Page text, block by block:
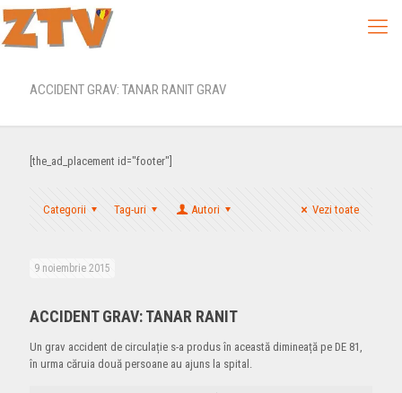
ACCIDENT GRAV: TANAR RANIT GRAV
[the_ad_placement id="footer"]
Categorii Tag-uri Autori Vezi toate
9 noiembrie 2015
ACCIDENT GRAV: TANAR RANIT
Un grav accident de circulație s-a produs în această dimineață pe DE 81,
în urma căruia două persoane au ajuns la spital.